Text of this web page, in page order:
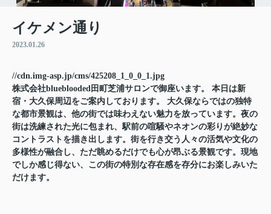
イケメン通り
2023.01.26
//cdn.img-asp.jp/cms/425208_1_0_0_1.jpg
株式会社blueblooded田町芝浦サロンで御座います。 本日は新
宿・大久保周辺をご案内しております。 大久保ならではの独特
な都市景観は、他の街では味わえない魅力を放っています。夜の
街は洗練された光に包まれ、駅前の喧騒やネオンの彩りが絶妙な
コントラストを描き出します。街を行き交う人々の活気や文化の
多様性が融合し、ただ眺めるだけでも心が昂ぶる景観です。現地
でしか感じ得ない、この街の特別な存在感を存分にお楽しみいた
だけます。